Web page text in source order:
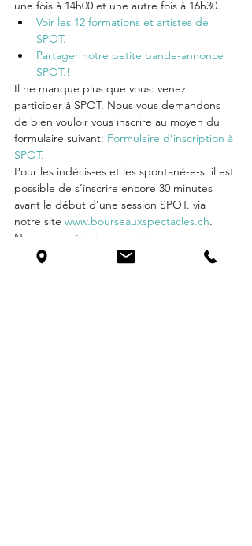
une fois à 14h00 et une autre fois à 16h30.
Voir les 12 formations et artistes de
SPOT.
Partager notre petite bande-annonce
SPOT.!
Il ne manque plus que vous: venez
participer à SPOT. Nous vous demandons
de bien vouloir vous inscrire au moyen du
formulaire suivant: Formulaire d’inscription à
SPOT.
Pour les indécis-es et les spontané-e-s, il est
possible de s’inscrire encore 30 minutes
avant le début d’une session SPOT. via
notre site www.bourseauxspectacles.ch.
Nous nous réjouissons, ainsi que nos
artistes, de vous retrouver à l’occasion du